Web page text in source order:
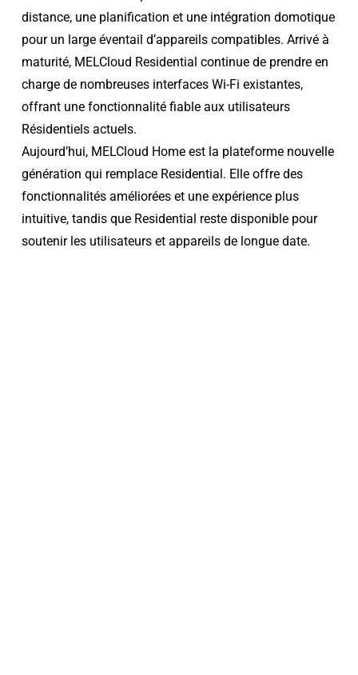
distance, une planification et une intégration domotique
pour un large éventail d’appareils compatibles. Arrivé à
maturité, MELCloud Residential continue de prendre en
charge de nombreuses interfaces Wi-Fi existantes,
offrant une fonctionnalité fiable aux utilisateurs
Résidentiels actuels.
Aujourd’hui, MELCloud Homeest la plateforme nouvelle
génération qui remplace Residential. Elle offre des
fonctionnalités améliorées et une expérience plus
intuitive, tandis que Residential reste disponible pour
soutenir les utilisateurs et appareils de longue date.